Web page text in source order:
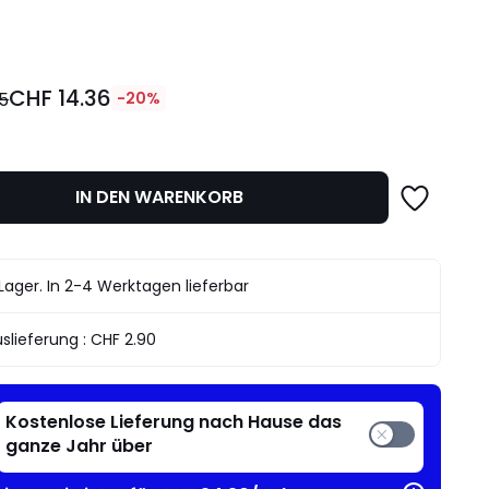
CHF 14.36 -20%
IN DEN WARENKORB
In 2-4 Werktagen lieferbar
:CHF 2.90
Kostenlose Lieferung nach Hause das
ganze Jahr über